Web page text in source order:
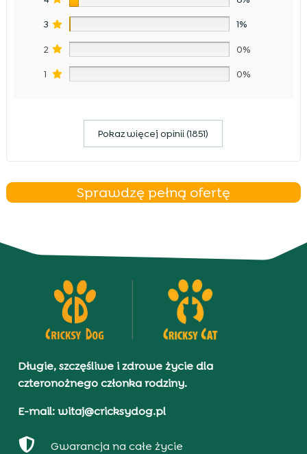
3 1%
2 0%
1 0%
Pokaz więcej opinii (1851)
Sprawdzę pełną ofertę
Długie, szczęśliwe i zdrowe życie dla
czteronożnego członka rodziny.
E-mail: witaj@cricksydog.pl
 Gwarancja na całe życie